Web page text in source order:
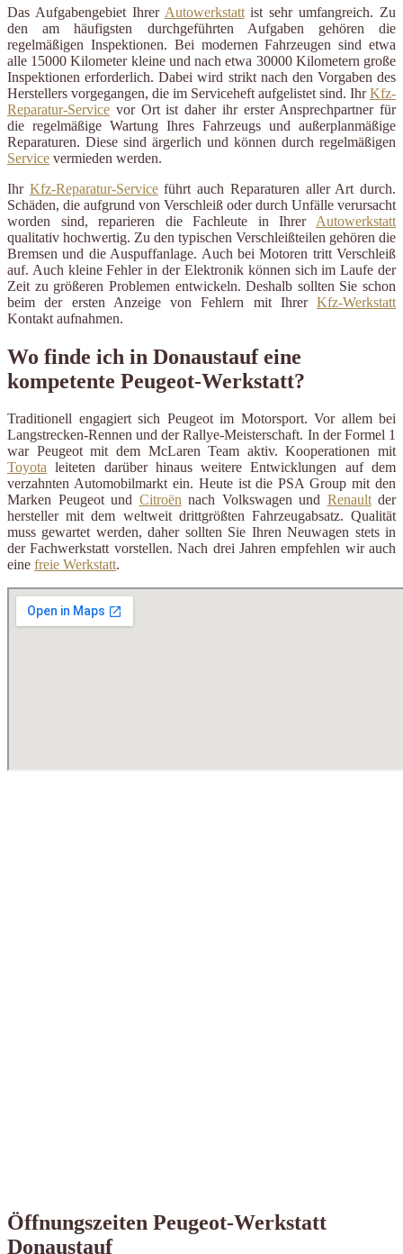
Das Aufgabengebiet Ihrer Autowerkstattist sehr umfangreich. Zu
den am häufigsten durchgeführten Aufgaben gehören die
regelmäßigen Inspektionen. Bei modernen Fahrzeugen sind etwa
alle 15000 Kilometer kleine und nach etwa 30000 Kilometern große
Inspektionen erforderlich. Dabei wird strikt nach den Vorgaben des
Herstellers vorgegangen, die im Serviceheft aufgelistet sind. IhrKfz-
Reparatur-Service vor Ort ist daher ihr erster Ansprechpartner für
die regelmäßige Wartung Ihres Fahrzeugs und außerplanmäßige
Reparaturen. Diese sind ärgerlich und können durch regelmäßigen
Service vermieden werden.
Ihr Kfz-Reparatur-Serviceführt auch Reparaturen aller Art durch.
Schäden, die aufgrund von Verschleiß oder durch Unfälle verursacht
worden sind, reparieren die Fachleute in Ihrer Autowerkstatt
qualitativ hochwertig. Zu den typischen Verschleißteilen gehören die
Bremsen und die Auspuffanlage. Auch bei Motoren tritt Verschleiß
auf. Auch kleine Fehler in der Elektronik können sich im Laufe der
Zeit zu größeren Problemen entwickeln. Deshalb sollten Sie schon
beim der ersten Anzeige von Fehlern mit Ihrer Kfz-Werkstatt
Kontakt aufnahmen.
Wo finde ich in Donaustauf eine
kompetente Peugeot-Werkstatt?
Traditionell engagiert sich Peugeot im Motorsport. Vor allem bei
Langstrecken-Rennen und der Rallye-Meisterschaft. In der Formel 1
war Peugeot mit dem McLaren Team aktiv. Kooperationen mit
Toyota leiteten darüber hinaus weitere Entwicklungen auf dem
verzahnten Automobilmarkt ein. Heute ist die PSA Group mit den
Marken Peugeot und Citroënnach Volkswagen und Renaultder
hersteller mit dem weltweit drittgrößten Fahrzeugabsatz. Qualität
muss gewartet werden, daher sollten Sie Ihren Neuwagen stets in
der Fachwerkstatt vorstellen. Nach drei Jahren empfehlen wir auch
eine freie Werkstatt.
Öffnungszeiten Peugeot-Werkstatt
Donaustauf